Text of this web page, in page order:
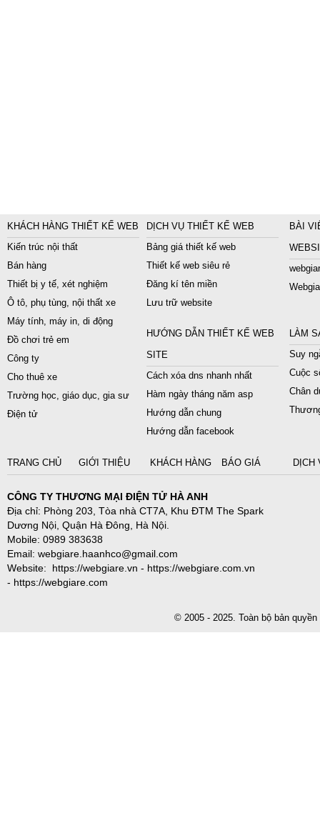
KHÁCH HÀNG THIẾT KẾ WEB
Kiến trúc nội thất
Bán hàng
Thiết bị y tế, xét nghiệm
Ô tô, phụ tùng, nội thất xe
Máy tính, máy in, di động
Đồ chơi trẻ em
Công ty
Cho thuê xe
Trường học, giáo dục, gia sư
Điện tử
DỊCH VỤ THIẾT KẾ WEB
Bảng giá thiết kế web
Thiết kế web siêu rẻ
Đăng kí tên miền
Lưu trữ website
BÀI
HƯỚNG DẪN THIẾT KẾ WEB
SITE
Cách xóa dns nhanh nhất
Hàm ngày tháng năm asp
Hướng dẫn chung
Hướng dẫn facebook
LÀM
Suy
Cuộc
Chân
TRANG CHỦ GIỚI THIỆU KHÁCH HÀNG BÁO GIÁ DỊCH
CÔNG TY THƯƠNG MẠI ĐIỆN TỬ HÀ ANH
Địa chỉ: Phòng 203, Tòa nhà CT7A, Khu ĐTM The Spark
Dương Nội, Quận Hà Đông, Hà Nội.
Mobile: 0989 383638
Email: webgiare.haanhco@gmail.com
Website: https://webgiare.vn - https://webgiare.com.vn
- https://webgiare.com
© 2005 - 2025. Toàn bộ bản